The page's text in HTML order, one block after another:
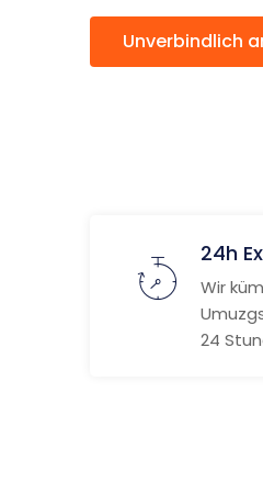
Unverbindlich
24h
Wir
24